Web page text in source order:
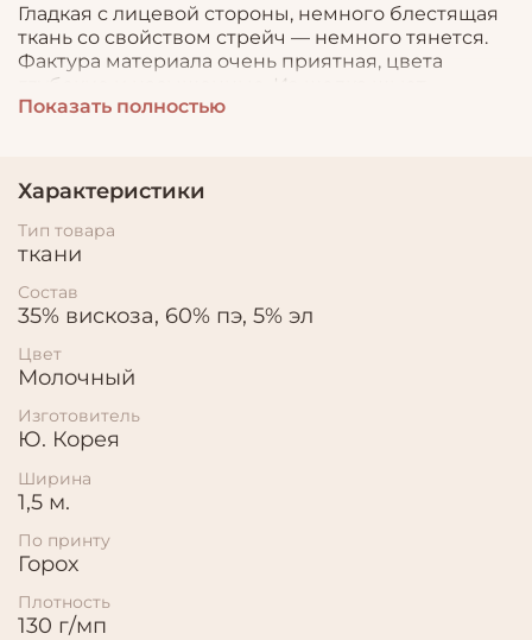
Гладкая с лицевой стороны, немного блестящая
ткань со свойством стрейч — немного тянется.
Фактура материала очень приятная, цвета
глубокие и насыщенные. Из шелка шьют
вечерник и повседневные платья, туники, топы,
Показать полностью
Характеристики
Тип товара
ткани
Состав
35% вискоза, 60% пэ, 5% эл
Цвет
Молочный
Изготовитель
Ю. Корея
Ширина
1,5 м.
По принту
Горох
Плотность
130 г/мп